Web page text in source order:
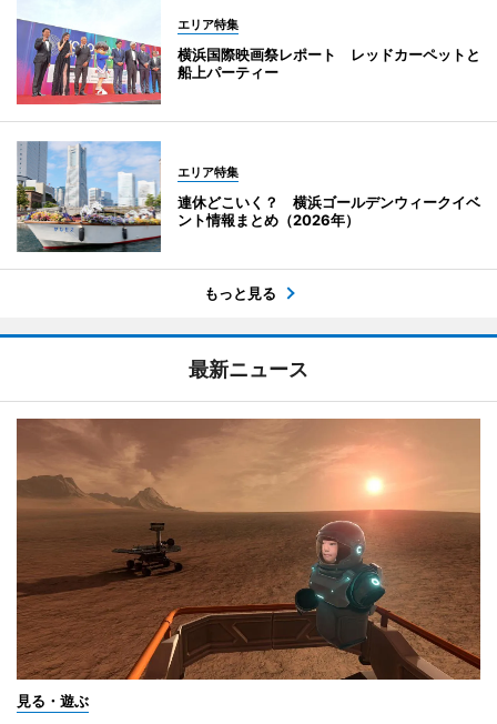
エリア特集
横浜国際映画祭レポート レッドカーペットと
船上パーティー
エリア特集
連休どこいく？ 横浜ゴールデンウィークイベ
ント情報まとめ（2026年）
もっと見る
最新ニュース
見る・遊ぶ